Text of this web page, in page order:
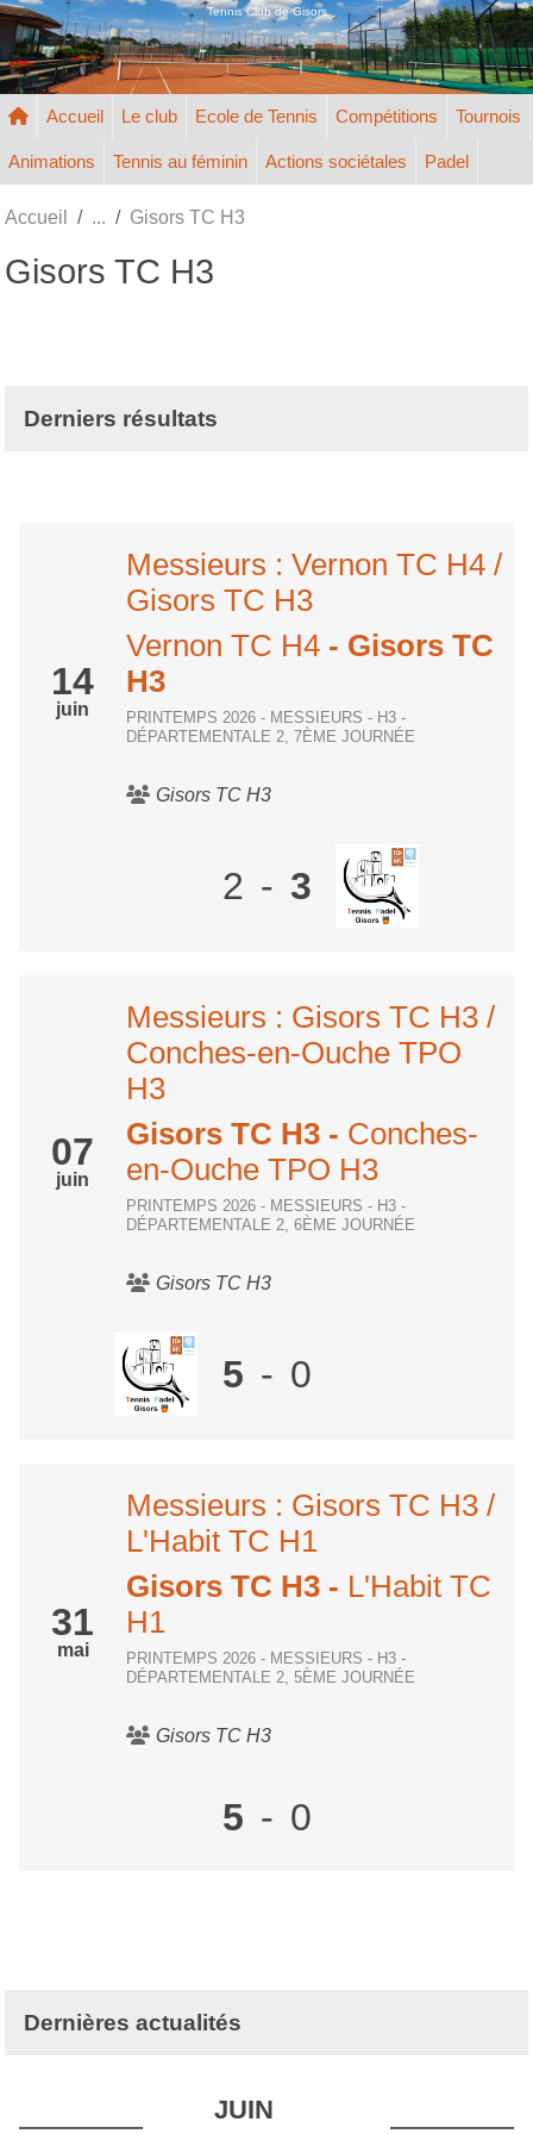
Tennis Club de Gisors
Accueil Le club Ecole de Tennis Compétitions Tournois
Animations Tennis au féminin Actions sociétales Padel
Accueil Gisors TC H3
Gisors TC H3
Derniers résultats
14
juin
Messieurs : Vernon TC H4 /
Gisors TC H3
Vernon TC H4 - Gisors TC
H3
PRINTEMPS 2026 - MESSIEURS - H3 -
DÉPARTEMENTALE 2, 7ÈME JOURNÉE
Gisors TC H3
2 - 3
07
juin
Messieurs : Gisors TC H3 /
Conches-en-Ouche TPO
H3
Gisors TC H3 - Conches-
en-Ouche TPO H3
PRINTEMPS 2026 - MESSIEURS - H3 -
DÉPARTEMENTALE 2, 6ÈME JOURNÉE
Gisors TC H3
5 - 0
31
mai
Messieurs : Gisors TC H3 /
L'Habit TC H1
Gisors TC H3 - L'Habit TC
H1
PRINTEMPS 2026 - MESSIEURS - H3 -
DÉPARTEMENTALE 2, 5ÈME JOURNÉE
Gisors TC H3
5 - 0
Dernières actualités
JUIN
Panneau de gestion des cookies